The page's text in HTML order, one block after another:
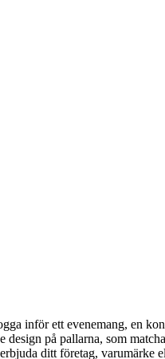
inför ett evenemang, en
på pallarna, som
ditt företag, varumärke